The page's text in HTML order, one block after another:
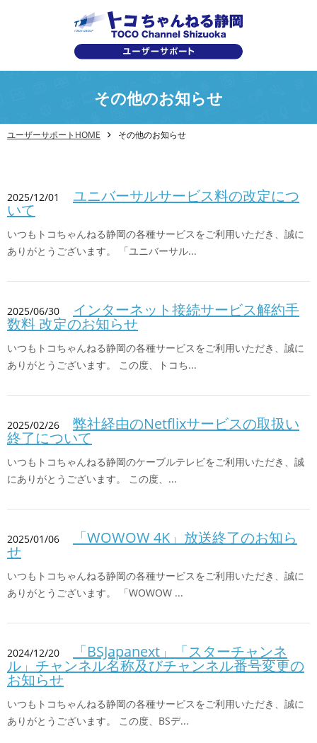
その他のお知らせ
ユーザーサポートHOME その他のお知らせ
2025/12/01 ユニバーサルサービス料の改定につ
いて
いつもトコちゃんねる静岡の各種サービスをご利用いただき、誠に
ありがとうございます。 「ユニバーサル...
2025/06/30 インターネット接続サービス解約手
数料 改定のお知らせ
いつもトコちゃんねる静岡の各種サービスをご利用いただき、誠に
ありがとうございます。 この度、トコち...
2025/02/26 弊社経由のNetflixサービスの取扱い
終了について
いつもトコちゃんねる静岡のケーブルテレビをご利用いただき、誠
にありがとうございます。 この度、...
2025/01/06 「WOWOW 4K」放送終了のお知ら
せ
いつもトコちゃんねる静岡の各種サービスをご利用いただき、誠に
ありがとうございます。 「WOWOW ...
2024/12/20 「BSJapanext」「スターチャンネ
ル」チャンネル名称及びチャンネル番号変更の
お知らせ
いつもトコちゃんねる静岡の各種サービスをご利用いただき、誠に
ありがとうございます。 この度、BSデ...